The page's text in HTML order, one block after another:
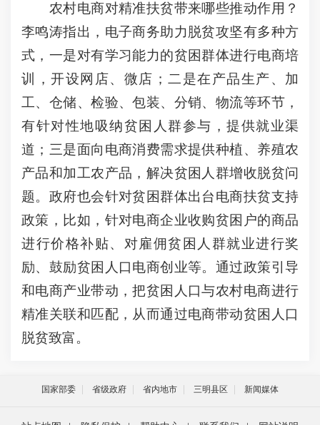
农村电商对精准扶贫带来哪些推动作用？
李鸣涛指出，电子商务助力脱贫攻坚有多种方
式，一是对有学习能力的贫困群体进行电商培
训，开设网店、微店；二是在产品生产、加
工、仓储、检验、包装、分销、物流等环节，
有针对性地吸纳贫困人群参与，提供就业渠
道；三是面向电商消费需求提供种植、养殖农
产品和加工农产品，解决贫困人群增收脱贫问
题。政府也会针对贫困群体出台电商扶贫支持
政策，比如，针对电商企业收购贫困户的商品
进行价格补贴、对雇佣贫困人群就业进行奖
励、鼓励贫困人口电商创业等。通过政策引导
和电商产业带动，把贫困人口与农村电商进行
精准关联和匹配，从而通过电商带动贫困人口
脱贫致富。
国家部委 省级政府 省内地市 三明县区 新闻媒体